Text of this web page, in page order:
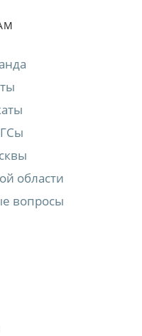
области
вопросы